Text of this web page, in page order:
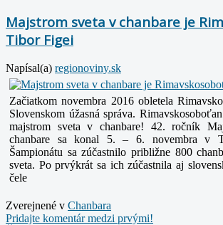
Majstrom sveta v chanbare je
Tibor Figei
Napísal(a) regionoviny.sk
Začiatkom novembra 2016 obletela
Slovenskom úžasná správa.
majstrom sveta v chanbare! 42. ročník
chanbare sa konal 5. – 6. novembra v
Šampionátu sa zúčastnilo približne 800
sveta. Po prvýkrát sa ich zúčastnila aj
čele
Zverejnené v Chanbara
Pridajte komentár medzi prvými!